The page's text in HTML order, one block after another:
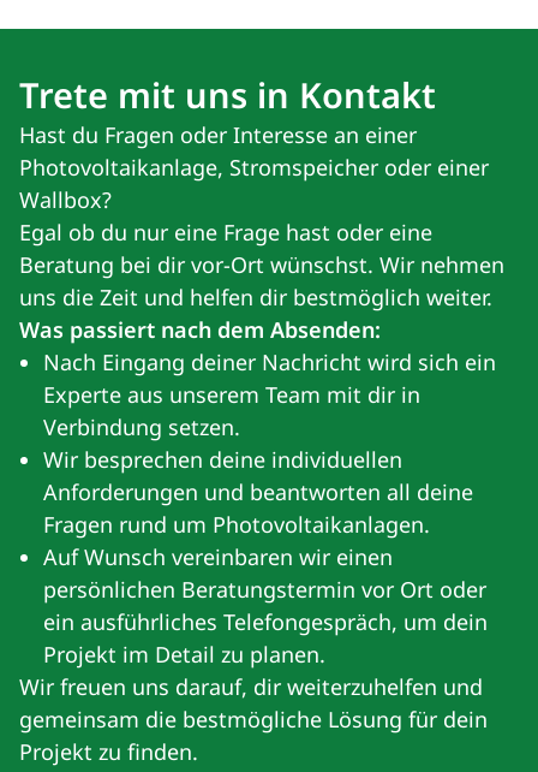
Trete mit uns in Kontakt
Hast du Fragen oder Interesse an einer
Photovoltaikanlage, Stromspeicher oder einer
Wallbox?
Egal ob du nur eine Frage hast oder eine
Beratung bei dir vor-Ort wünschst. Wir nehmen
uns die Zeit und helfen dir bestmöglich weiter.
Was passiert nach dem Absenden:
Nach Eingang deiner Nachricht wird sich ein
Experte aus unserem Team mit dir in
Verbindung setzen.
Wir besprechen deine individuellen
Anforderungen und beantworten all deine
Fragen rund um Photovoltaikanlagen.
Auf Wunsch vereinbaren wir einen
persönlichen Beratungstermin vor Ort oder
ein ausführliches Telefongespräch, um dein
Projekt im Detail zu planen.
Wir freuen uns darauf, dir weiterzuhelfen und
gemeinsam die bestmögliche Lösung für dein
Projekt zu finden.